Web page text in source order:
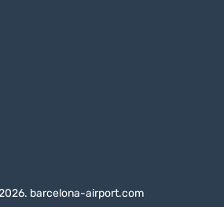
barcelona-airport.com